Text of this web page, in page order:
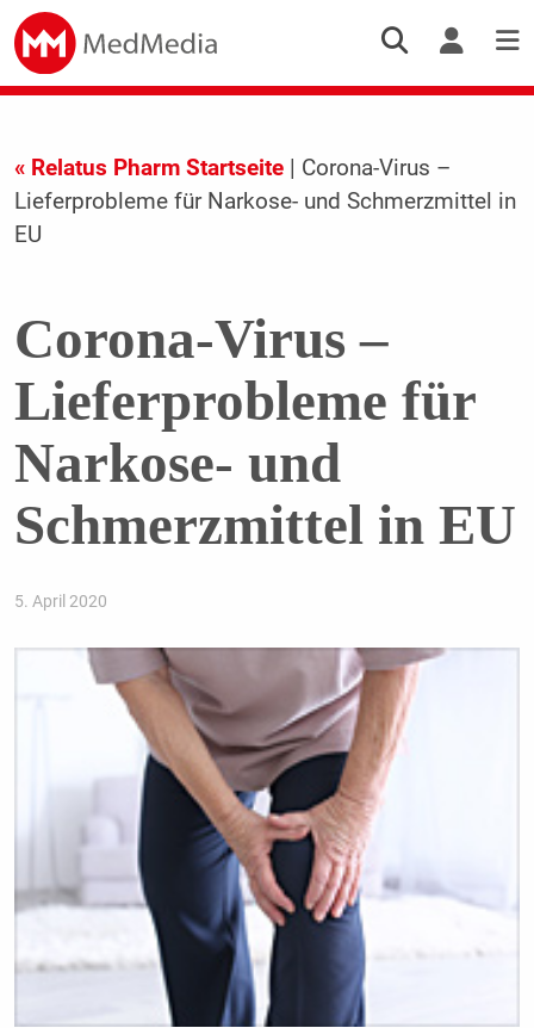
« Relatus Pharm Startseite| Corona-Virus –
Lieferprobleme für Narkose- und Schmerzmittel in
EU
Corona-Virus –
Lieferprobleme für
Narkose- und
Schmerzmittel in EU
5. April 2020